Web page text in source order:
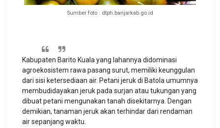
Sumber foto : dtph.banjarkab.go.id
Kabupaten Barito Kuala yang lahannya didominasi
agroekosistem rawa pasang surut, memiliki keunggulan
dari sisi ketersediaan air. Petani jeruk di Batola umumnya
membudidayakan jeruk pada surjan atau tukungan yang
dibuat petani mengunakan tanah disekitarnya. Dengan
demikian, tanaman jeruk akan terhindar dari rendaman
air sepanjang waktu.